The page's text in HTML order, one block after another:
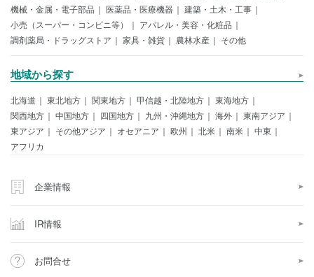
機械・金属・電子部品
医薬品・医療機器
建築・土木・工事
小売（スーパー・コンビニ等）
アパレル・美容・化粧品
調剤薬局・ドラッグストア
家具・雑貨 農林水産 その他
地域から探す
北海道 東北地方 関東地方 甲信越・北陸地方
東海地方
関西地方
中国地方 四国地方 九州・沖縄地方 海外
東南アジア
東アジア
その他アジア オセアニア 欧州 北米 南米
中東
アフリカ
企業情報
IR情報
お問合せ